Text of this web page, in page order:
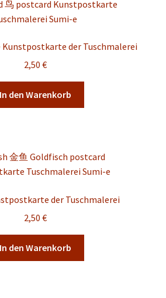
Kunstpostkarte der Tuschmalerei
2,50 €
In den Warenkorb
der Tuschmalerei
2,50 €
In den Warenkorb